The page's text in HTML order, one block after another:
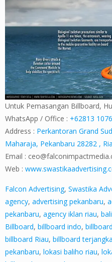
Untuk Pemasangan Billboard,
WhatsApp / Office : +62813
Address : Perkantoran Grand
Maharaja, Pekanbaru 28282 ,
Email :
Web :
Falcon Advertising, Swastika
agency, advertising pekanbaru,
pekanbaru, agency iklan riau,
Billboard, billboard indo,
billboard Riau, billboard
pekanbaru, lokasi baliho riau,